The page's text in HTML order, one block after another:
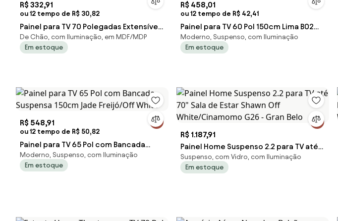
R$ 332,91
ou 12 tempo de R$ 30,82
Painel para TV 70 Polegadas Extensível
180cm Amélie C05 Off White Matt
De Chão, com Iluminação, em MDF/MDP
Em estoque
R$ 458,01
ou 12 tempo de R$ 42,41
Painel para TV 60 Pol 150cm Lima B02
Ripado/Off White - Mpozenato
Moderno, Suspenso, com Iluminação
Em estoque
R$ 548,91
ou 12 tempo de R$ 50,82
Painel para TV 65 Pol com Bancada
Suspensa 150cm Jade Freijó/Off White
Moderno, Suspenso, com Iluminação
Em estoque
R$ 1.187,91
Painel Home Suspenso 2.2 para TV até
70" Sala de Estar Shawn Off
White/Cinamomo G26 - Gran Belo
Suspenso, com Vidro, com Iluminação
Em estoque